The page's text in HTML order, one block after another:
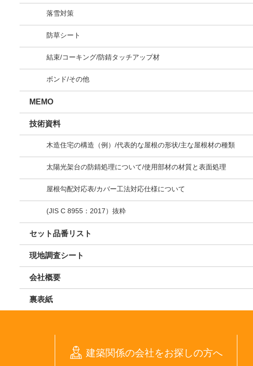
落雪対策
防草シート
結束/コーキング/防錆タッチアップ材
ボンド/その他
MEMO
技術資料
木造住宅の構造（例）/代表的な屋根の形状/主な屋根材の種類
太陽光架台の防錆処理について/使用部材の材質と表面処理
屋根勾配対応表/カバー工法対応仕様について
(JIS C 8955：2017）抜粋
セット品番リスト
現地調査シート
会社概要
裏表紙
建築関係の会社をお探しの方へ